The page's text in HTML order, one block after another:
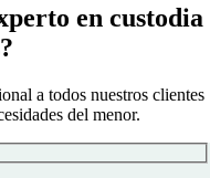
en custodia
a todos nuestros clientes
del menor.